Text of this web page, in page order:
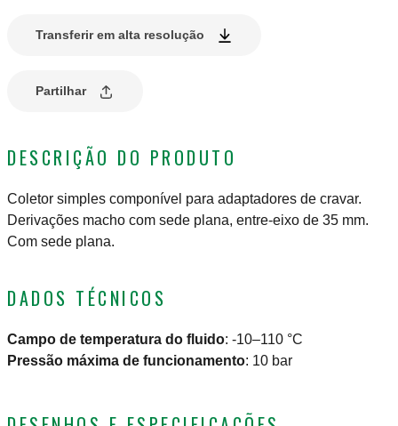
Transferir em alta resolução
Partilhar
DESCRIÇÃO DO PRODUTO
Coletor simples componível para adaptadores de cravar.
Derivações macho com sede plana, entre-eixo de 35 mm.
Com sede plana.
DADOS TÉCNICOS
Campo de temperatura do fluido: -10–110 °C
Pressão máxima de funcionamento: 10 bar